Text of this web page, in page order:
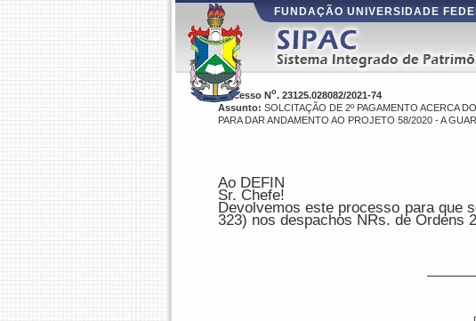
FUNDAÇÃO UNIVERSIDADE
Processo No. 23125.028082/2021-74
Assunto: SOLCITAÇÃO DE 2º PAGAMENTO ACERCA
PARA DAR ANDAMENTO AO PROJETO 58/2020 - A
Ao DEFIN
Sr. Chefe!
Devolvemos este processo para que
323) nos despachos NRs. de Ordens